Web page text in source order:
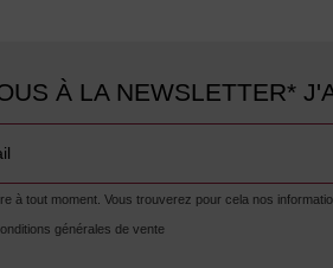
À LA NEWSLETTER*
à tout moment. Vous trouverez pour cela nos
générales de vente